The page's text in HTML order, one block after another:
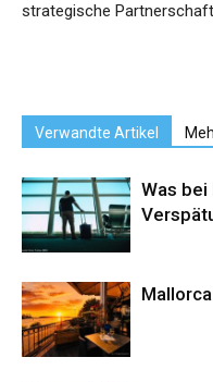
strategische
Verwandte Artikel
Was bei